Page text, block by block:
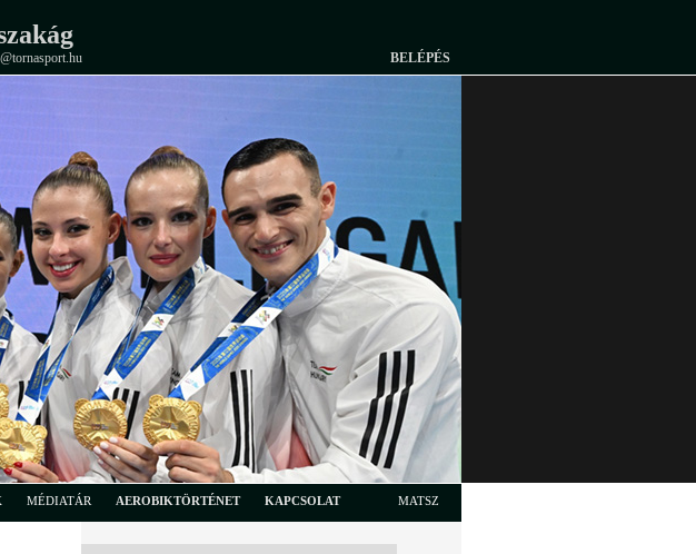
BELÉPÉS
MÉDIATÁR AEROBIKTÖRTÉNET KAPCSOLAT MATSZ